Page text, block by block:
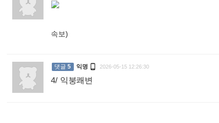
속보)
댓글 5 익명  2026-05-15 12:26:30
4/ 익붕쾌변